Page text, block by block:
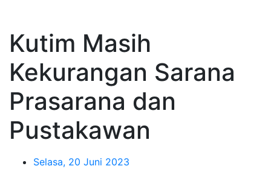
Kutim Masih
Kekurangan Sarana
Prasarana dan
Pustakawan
Selasa, 20 Juni 2023